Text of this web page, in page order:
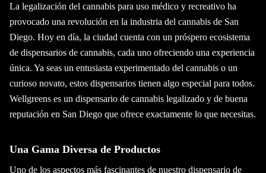
La legalización del cannabis para uso médico y recreativo ha
provocado una revolución en la industria del cannabis de San
Diego. Hoy en día, la ciudad cuenta con un próspero ecosistema
de dispensarios de cannabis, cada uno ofreciendo una experiencia
única. Ya seas un entusiasta experimentado del cannabis o un
curioso novato, estos dispensarios tienen algo especial para todos.
Wellgreens es un dispensario de cannabis legalizado y de buena
reputación en San Diego que ofrece exactamente lo que necesitas.
Una Gama Diversa de Productos
Uno de los aspectos más fascinantes de nuestro dispensario de